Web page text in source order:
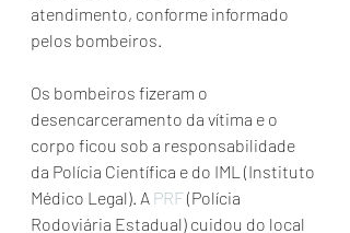
atendimento, conforme informado
pelos bombeiros.
Os bombeiros fizeram o
desencarceramento da vítima e o
corpo ficou sob a responsabilidade
da Polícia Científica e do IML (Instituto
Médico Legal). A PRF (Polícia
Rodoviária Estadual) cuidou do local